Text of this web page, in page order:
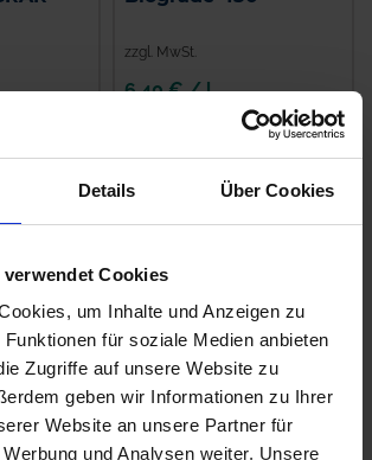
Details Über Cookies
verwendet Cookies
um Inhalte und Anzeigen zu
für soziale Medien anbieten
Zugriffe auf unsere Website zu
geben wir Informationen zu Ihrer
Website an unsere Partner für
und Analysen weiter. Unsere
zzgl. MwSt.
6,40 € / l
ZUM PRODUKT
Ariane C